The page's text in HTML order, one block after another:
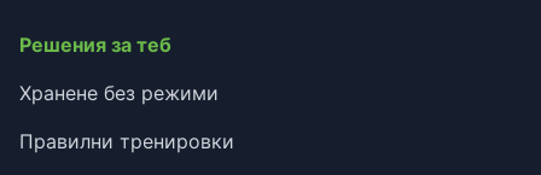
Решения за теб
Хранене без режими
Правилни тренировки